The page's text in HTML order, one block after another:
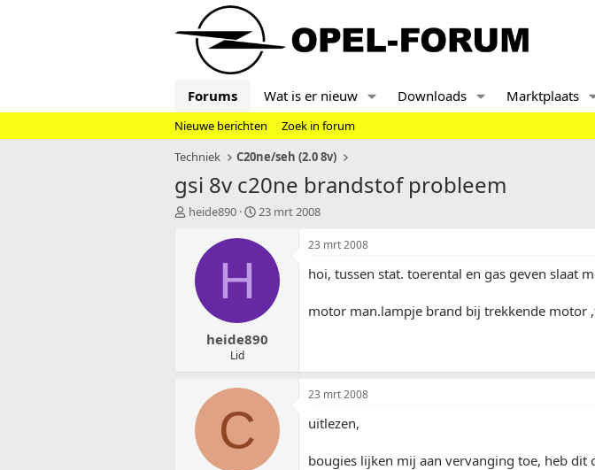
Forums Wat is er nieuw Downloads Marktplaats
Nieuwe berichten
Zoek in forum
Techniek
C20ne/seh (2.0 8v)
gsi 8v c20ne brandstof probleem
T
e
heide890
S
a
t
u
23 mrt 2008
H
heide890
Lid
23 mrt 2008
hoi, tussen stat. toerental en gas geven slaat
motor man.lampje brand bij trekkende motor
C
23 mrt 2008
uitlezen,
bougies lijken mij aan vervanging toe, heb dit